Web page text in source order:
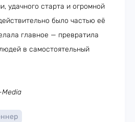
удачного старта и огромной
было частью её
главное — превратила
в самостоятельный